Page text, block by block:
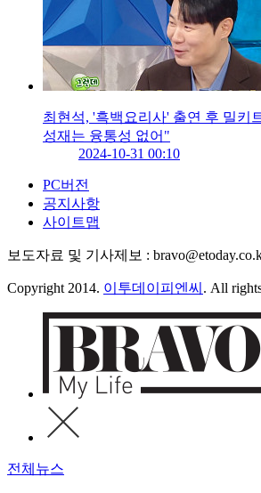
최현석, '흑백요리사' 출연 후 밀키
성재는 융통성 없어"
2024-10-31 00:10
PC버전
공지사항
사이트맵
보도자료 및 기사제보 :
Copyright 2014. 이투데이피엔씨 . All
전체뉴스